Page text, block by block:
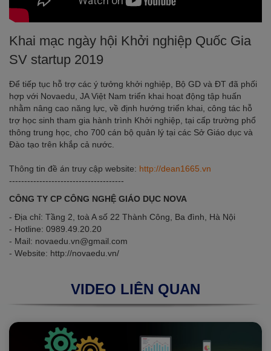
Khai mạc ngày hội Khởi nghiệp Quốc Gia
SV startup 2019
Để tiếp tục hỗ trợ các ý tưởng khởi nghiệp, Bộ GD và ĐT đã phối
hợp với Novaedu, JA Việt Nam triển khai hoạt động tập huấn
nhằm nâng cao năng lực, về định hướng triển khai, công tác hỗ
trợ học sinh tham gia hành trình Khởi nghiệp, tại cấp trường phổ
thông trung học, cho 700 cán bộ quản lý tại các Sở Giáo dục và
Đào tạo trên khắp cả nước.
Thông tin đề án truy cập website: http://dean1665.vn
--------------------------------------
CÔNG TY CP CÔNG NGHỆ GIÁO DỤC NOVA
- Địa chỉ: Tầng 2, toà A số 22 Thành Công, Ba đình, Hà Nội
- Hotline: 0989.49.20.20
- Mail: novaedu.vn@gmail.com
- Website: http://novaedu.vn/
VIDEO LIÊN QUAN